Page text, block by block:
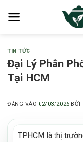
qua
TIN TỨC
Đại Lý Phân
Tại HCM
ĐĂNG VÀO 02/03/2026 BỞI
TP.HCM là thị